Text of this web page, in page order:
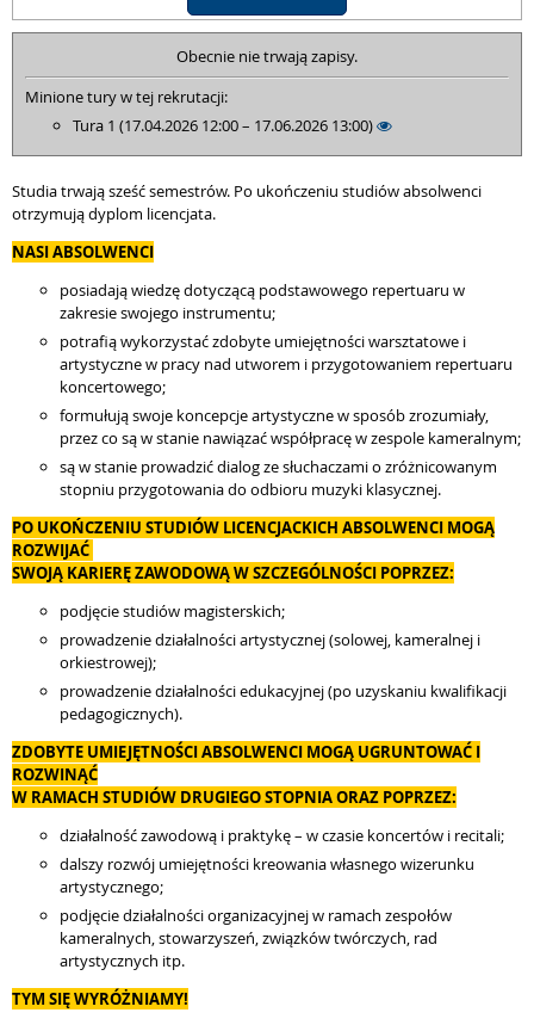
Obecnie nie trwają zapisy.
Minione tury w tej rekrutacji:
Tura 1 (17.04.2026 12:00 – 17.06.2026 13:00)
Studia trwają sześć semestrów. Po ukończeniu studiów absolwenci
otrzymują dyplom licencjata.
NASI ABSOLWENCI
posiadają wiedzę dotyczącą podstawowego repertuaru w
zakresie swojego instrumentu;
potrafią wykorzystać zdobyte umiejętności warsztatowe i
artystyczne w pracy nad utworem i przygotowaniem repertuaru
koncertowego;
formułują swoje koncepcje artystyczne w sposób zrozumiały,
przez co są w stanie nawiązać współpracę w zespole kameralnym;
są w stanie prowadzić dialog ze słuchaczami o zróżnicowanym
stopniu przygotowania do odbioru muzyki klasycznej.
PO UKOŃCZENIU STUDIÓW LICENCJACKICH ABSOLWENCI MOGĄ
ROZWIJAĆ
SWOJĄ KARIERĘ ZAWODOWĄ W SZCZEGÓLNOŚCI POPRZEZ:
podjęcie studiów magisterskich;
prowadzenie działalności artystycznej (solowej, kameralnej i
orkiestrowej);
prowadzenie działalności edukacyjnej (po uzyskaniu kwalifikacji
pedagogicznych).
ZDOBYTE UMIEJĘTNOŚCI ABSOLWENCI MOGĄ UGRUNTOWAĆ I
ROZWINĄĆ
W RAMACH STUDIÓW DRUGIEGO STOPNIA ORAZ POPRZEZ:
działalność zawodową i praktykę – w czasie koncertów i recitali;
dalszy rozwój umiejętności kreowania własnego wizerunku
artystycznego;
podjęcie działalności organizacyjnej w ramach zespołów
kameralnych, stowarzyszeń, związków twórczych, rad
artystycznych itp.
TYM SIĘ WYRÓŻNIAMY!